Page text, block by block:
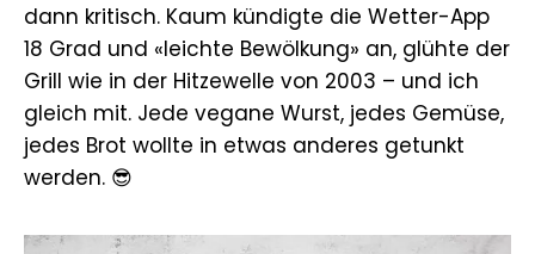
dann kritisch. Kaum kündigte die Wetter-App
18 Grad und «leichte Bewölkung» an, glühte der
Grill wie in der Hitzewelle von 2003 – und ich
gleich mit. Jede vegane Wurst, jedes Gemüse,
jedes Brot wollte in etwas anderes getunkt
werden. 😎